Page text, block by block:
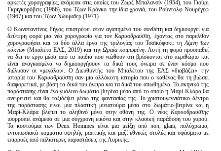
αρκετές χορογραφίες, ανάμεσα στις οποίες του Ζωρζ Μπαλανσίν (1954), του Γιούρι
Γκριγκορόβιτς (1966), του Τζων Κράνκο την ίδια χρονιά, του Ρούντολφ Νουρέγεφ
(1967) και του Τζων Νώυμαϊερ (1971).
Ο Κωνσταντίνος Ρήγος επιστρέφει στον αγαπημένο του συνθέτη και δημιουργεί για
δεύτερη φορά μια νέα χορογραφία για τονΚαρυοθραύστη, έχοντας στο παρελθόν
χορογραφήσει και τα δύο άλλα έργα της τριλογίας του Τσαϊκόφσκι: τηΛίμνη των
κύκνων(Μπαλέτο ΕΛΣ, 2019) και τηνΩραία κοιμωμένη. Αυτή τη φορά προσπαθεί
να δει το έργο μέσα από τα παιδιά που νιώθουν ότι βρίσκονται στο περιθώριο και
είναι αναγκασμένα να δημιουργήσουν τα δικά τους όνειρα σε έναν κόσμο που
διέλυσαν οι «μεγάλοι». Ο Διευθυντής του Μπαλέτου της ΕΛΣ «διαβάζει» την
ιστορία του Καρυοθραύστησαν μια αλλόκοτη ιστορία που ο καθένας θα τη βιώσει
διαφορετικά, με βάση τα δικά του όνειρα και τα δικά του απωθημένα. Το σκηνικό της
παράστασης είναι ένα γυάλινο δωμάτιο-βιτρίνα μέσα από το οποίο η Μαρί-Κλάρα θα
ονειρευτεί και θα ταξιδέψει μέσω της φαντασίας της. Το χριστουγεννιάτικο δέντρο
της παράστασης είναι μια πλαστική μινιατούρα μέσα στο δωμάτιο-βιτρίνα και η
Μαρί-Κλάρα βλέπει το αληθινό μόνο στην οθόνη της. Ο νέος Καρυοθραύστης
ισορροπεί ανάμεσα σε μια σύγχρονη εικόνα και στην κλασική παράδοση του χορού.
Τα κοστούμια των Deux Hommes είναι μια μείξη από ποπ, glam, πολύχρωμα,
εντυπωσιακά κομμάτια υψηλής ραπτικής και μαζί εθνικές στολές και υφάσματα με
επιρροές από παλιότερες παραστάσεις της Λυρικής.